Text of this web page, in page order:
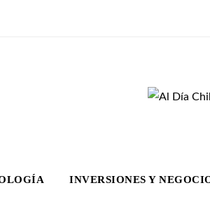
INVERSIONES Y